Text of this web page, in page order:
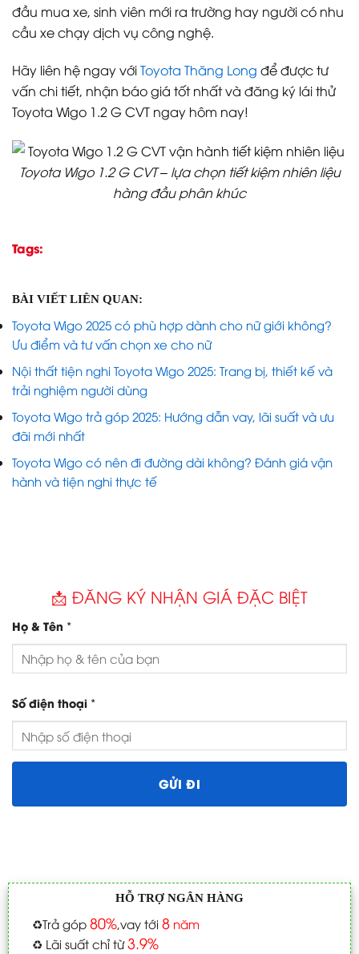
đầu mua xe, sinh viên mới ra trường hay người có nhu
cầu xe chạy dịch vụ công nghệ.
Hãy liên hệ ngay vớiToyota Thăng Long để được tư
vấn chi tiết, nhận báo giá tốt nhất và đăng ký lái thử
Toyota Wigo 1.2 G CVT ngay hôm nay!
Toyota Wigo 1.2 G CVT – lựa chọn tiết kiệm nhiên liệu
hàng đầu phân khúc
Tags:
BÀI VIẾT LIÊN QUAN:
Toyota Wigo 2025 có phù hợp dành cho nữ giới không?
Ưu điểm và tư vấn chọn xe cho nữ
Nội thất tiện nghi Toyota Wigo 2025: Trang bị, thiết kế và
trải nghiệm người dùng
Toyota Wigo trả góp 2025: Hướng dẫn vay, lãi suất và ưu
đãi mới nhất
Toyota Wigo có nên đi đường dài không? Đánh giá vận
hành và tiện nghi thực tế
📩 ĐĂNG KÝ NHẬN GIÁ ĐẶC BIỆT
Họ & Tên *
Số điện thoại *
HỖ TRỢ NGÂN HÀNG
♻️Trả góp 80%,vay tới 8năm
♻️ Lãi suất chỉ từ3.9%